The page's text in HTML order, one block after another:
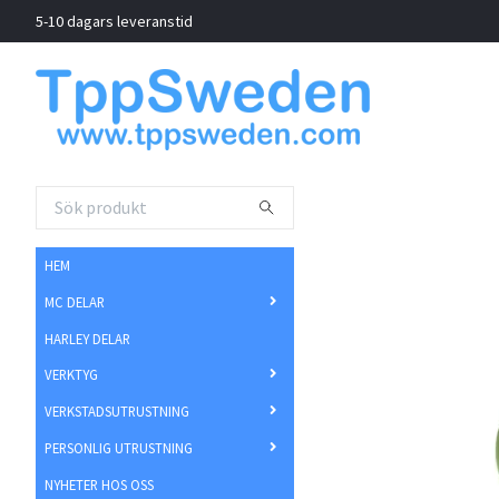
5-10 dagars leveranstid
HEM
MC DELAR
HARLEY DELAR
VERKTYG
VERKSTADSUTRUSTNING
PERSONLIG UTRUSTNING
NYHETER HOS OSS